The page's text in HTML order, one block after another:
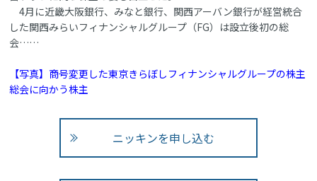
4月に近畿大阪銀行、みなと銀行、関西アーバン銀行が経営統合
した関西みらいフィナンシャルグループ（FG）は設立後初の総
会……
【写真】商号変更した東京きらぼしフィナンシャルグループの株主
総会に向かう株主
ニッキンを申し込む